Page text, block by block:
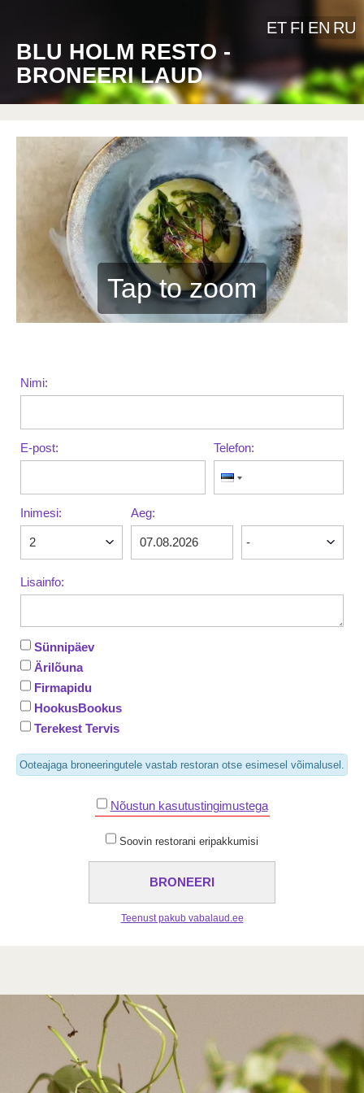
BLU HOLM RESTO -
BRONEERI LAUD
ET FI EN RU
Tap to zoom
Nimi:
E-post: Telefon:
Inimesi: Aeg:
Lisainfo:
Sünnipäev
Ärilõuna
Firmapidu
HookusBookus
Terekest Tervis
Ooteajaga broneeringutele vastab restoran otse esimesel võimalusel.
Nõustun kasutustingimustega
Soovin restorani eripakkumisi
Teenust pakub vabalaud.ee